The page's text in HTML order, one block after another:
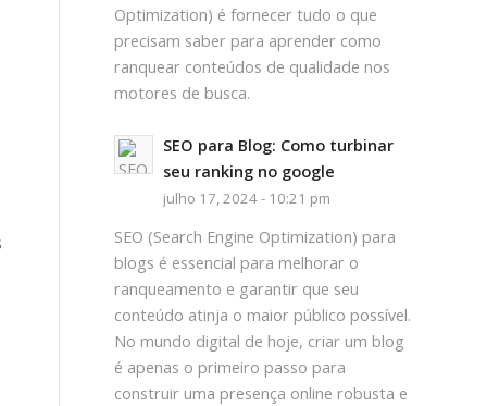
Optimization) é fornecer tudo o que
precisam saber para aprender como
ranquear conteúdos de qualidade nos
motores de busca.
SEO para Blog: Como turbinar
seu ranking no google
julho 17, 2024 - 10:21 pm
SEO (Search Engine Optimization) para
blogs é essencial para melhorar o
ranqueamento e garantir que seu
conteúdo atinja o maior público possível.
No mundo digital de hoje, criar um blog
é apenas o primeiro passo para
construir uma presença online robusta e